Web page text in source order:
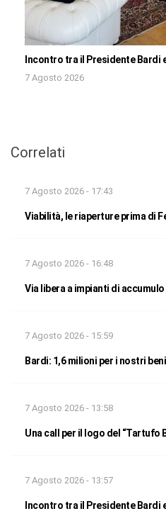
Incontro tra il Presidente Bardi
7 Agosto 2026
Correlati
7 Agosto 2026 - 17:43
Viabilità, le riaperture prima di
7 Agosto 2026 - 16:48
Via libera a impianti di
7 Agosto 2026 - 15:59
Bardi: 1,6 milioni per i nostri
7 Agosto 2026 - 13:58
Una call per il logo del “Tartufo
7 Agosto 2026 - 13:57
Incontro tra il Presidente Bardi